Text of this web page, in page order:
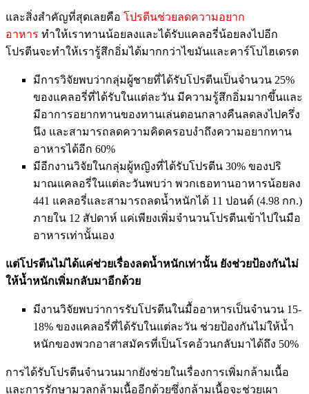
และสิ่งสำคัญที่สุดเลยคือ โปรตีนช่วยลดความอยาก
อาหาร ทำให้เราทานน้อยลงและได้รับแคลอรี่น้อยลงไปอีก
โปรตีนจะทำให้เรารู้สึกอิ่มได้มากกว่าไขมันและคาร์โบไฮเดรต
มีการวิจัยพบว่ากลุ่มผู้ชายที่ได้รับโปรตีนเป็นจำนวน 25%
ของแคลอรี่ที่ได้รับในแต่ละวัน มีความรู้สึกอิ่มมากขึ้นและ
มีอาการอยากทานของทานเล่นตอนกลางคืนลดลงไปครึ่ง
นึง และสามารถลดความคิดครอบงำถึงความอยากทาน
อาหารได้อีก 60%
มีอีกงานวิจัยในกลุ่มผู้หญิงที่ได้รับโปรตีน 30% ของปริ
มาณแคลอรี่ในแต่ละวันพบว่า พวกเธอทานอาหารน้อยลง
441 แคลอรี่และสามารถลดน้ำหนักได้ 11 ปอนด์ (4.98 กก.)
ภายใน 12 สัปดาห์ แค่เพียงเพิ่มจำนวนโปรตีนเข้าไปในมือ
อาหารเท่านั้นเอง
แต่โปรตีนไม่ได้แค่ช่วยเรื่องลดน้ำหนักเท่านั้น ยังช่วยป้องกันไม่
ให้น้ำหนักเพิ่มกลับมาอีกด้วย
มีงานวิจัยพบว่าการรับโปรตีนในมื้ออาหารเป็นจำนวน 15-
18% ของแคลอรี่ที่ได้รับในแต่ละวัน ช่วยป้องกันไม่ให้น้ำ
หนักของพวกอาสาสมัครที่เป็นโรคอ้วนกลับมาได้ถึง 50%
การได้รับโปรตีนจำนวนมากยังช่วยในเรื่องการเพิ่มกล้ามเนื้อ
และการรักษามวลกล้ามเนื้ออีกด้วยซึ่งกล้ามเนื้อจะช่วยเผา